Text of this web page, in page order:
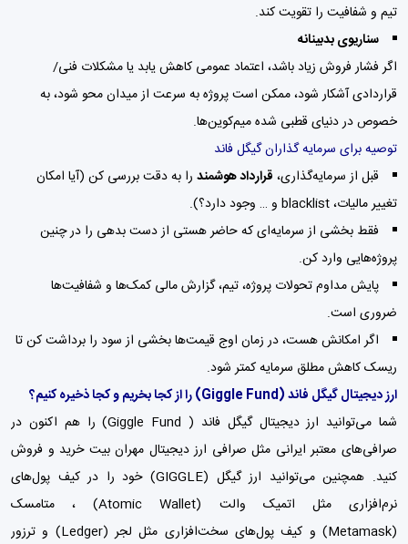
تیم و شفافیت را تقویت کند.
سناریوی بدبینانه
اگر فشار فروش زیاد باشد، اعتماد عمومی کاهش یابد یا مشکلات فنی/
قراردادی آشکار شود، ممکن است پروژه به سرعت از میدان محو شود، به
خصوص در دنیای قطبی شده میم‌کوین‌ها.
توصیه برای سرمایه گذاران گیگل فاند
قبل از سرمایه‌گذاری، قرارداد هوشمند را به دقت بررسی کن (آیا امکان
تغییر مالیات، blacklist و … وجود دارد؟).
فقط بخشی از سرمایه‌ای که حاضر هستی از دست بدهی را در چنین
پروژه‌هایی وارد کن.
پایش مداوم تحولات پروژه، تیم، گزارش مالی کمک‌ها و شفافیت‌ها
ضروری است.
اگر امکانش هست، در زمان اوج قیمت‌ها بخشی از سود را برداشت کن تا
ریسک کاهش مطلق سرمایه کمتر شود.
ارز دیجیتال گیگل فاند(Giggle Fund)
را از کجا بخریم و کجا ذخیره کنیم؟
شما می‌توانید ارز دیجیتال گیگل فاند ( Giggle Fund) را هم اکنون در
صرافی‌های معتبر ایرانی مثل صرافی ارز دیجیتال مهران بیت خرید و فروش
کنید. همچنین می‌توانید ارز گیگل (GIGGLE) خود را در کیف پول‌های
نرم‌افزاری مثل اتمیک والت (Atomic Wallet) ،
متامسک
(Metamask)
و کیف پول‌
های سخت‌افزاری مثل لجر (Ledger) و ترزور